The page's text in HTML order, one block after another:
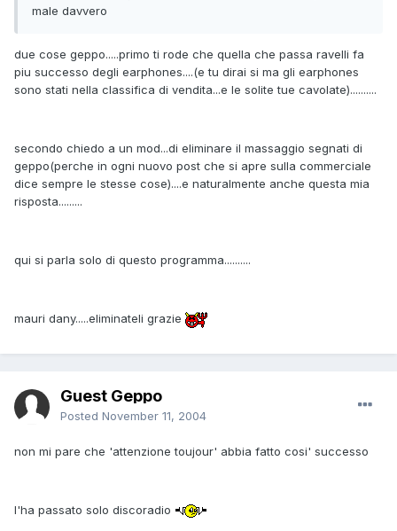
male davvero
due cose geppo.....primo ti rode che quella che passa ravelli fa
piu successo degli earphones....(e tu dirai si ma gli earphones
sono stati nella classifica di vendita...e le solite tue cavolate)..........
secondo chiedo a un mod...di eliminare il massaggio segnati di
geppo(perche in ogni nuovo post che si apre sulla commerciale
dice sempre le stesse cose)....e naturalmente anche questa mia
risposta.........
qui si parla solo di questo programma..........
mauri dany.....eliminateli grazie
Guest Geppo
Posted November 11, 2004
non mi pare che 'attenzione toujour' abbia fatto cosi' successo
l'ha passato solo discoradio